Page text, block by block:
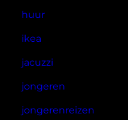
huur
ikea
jacuzzi
jongeren
jongerenreizen